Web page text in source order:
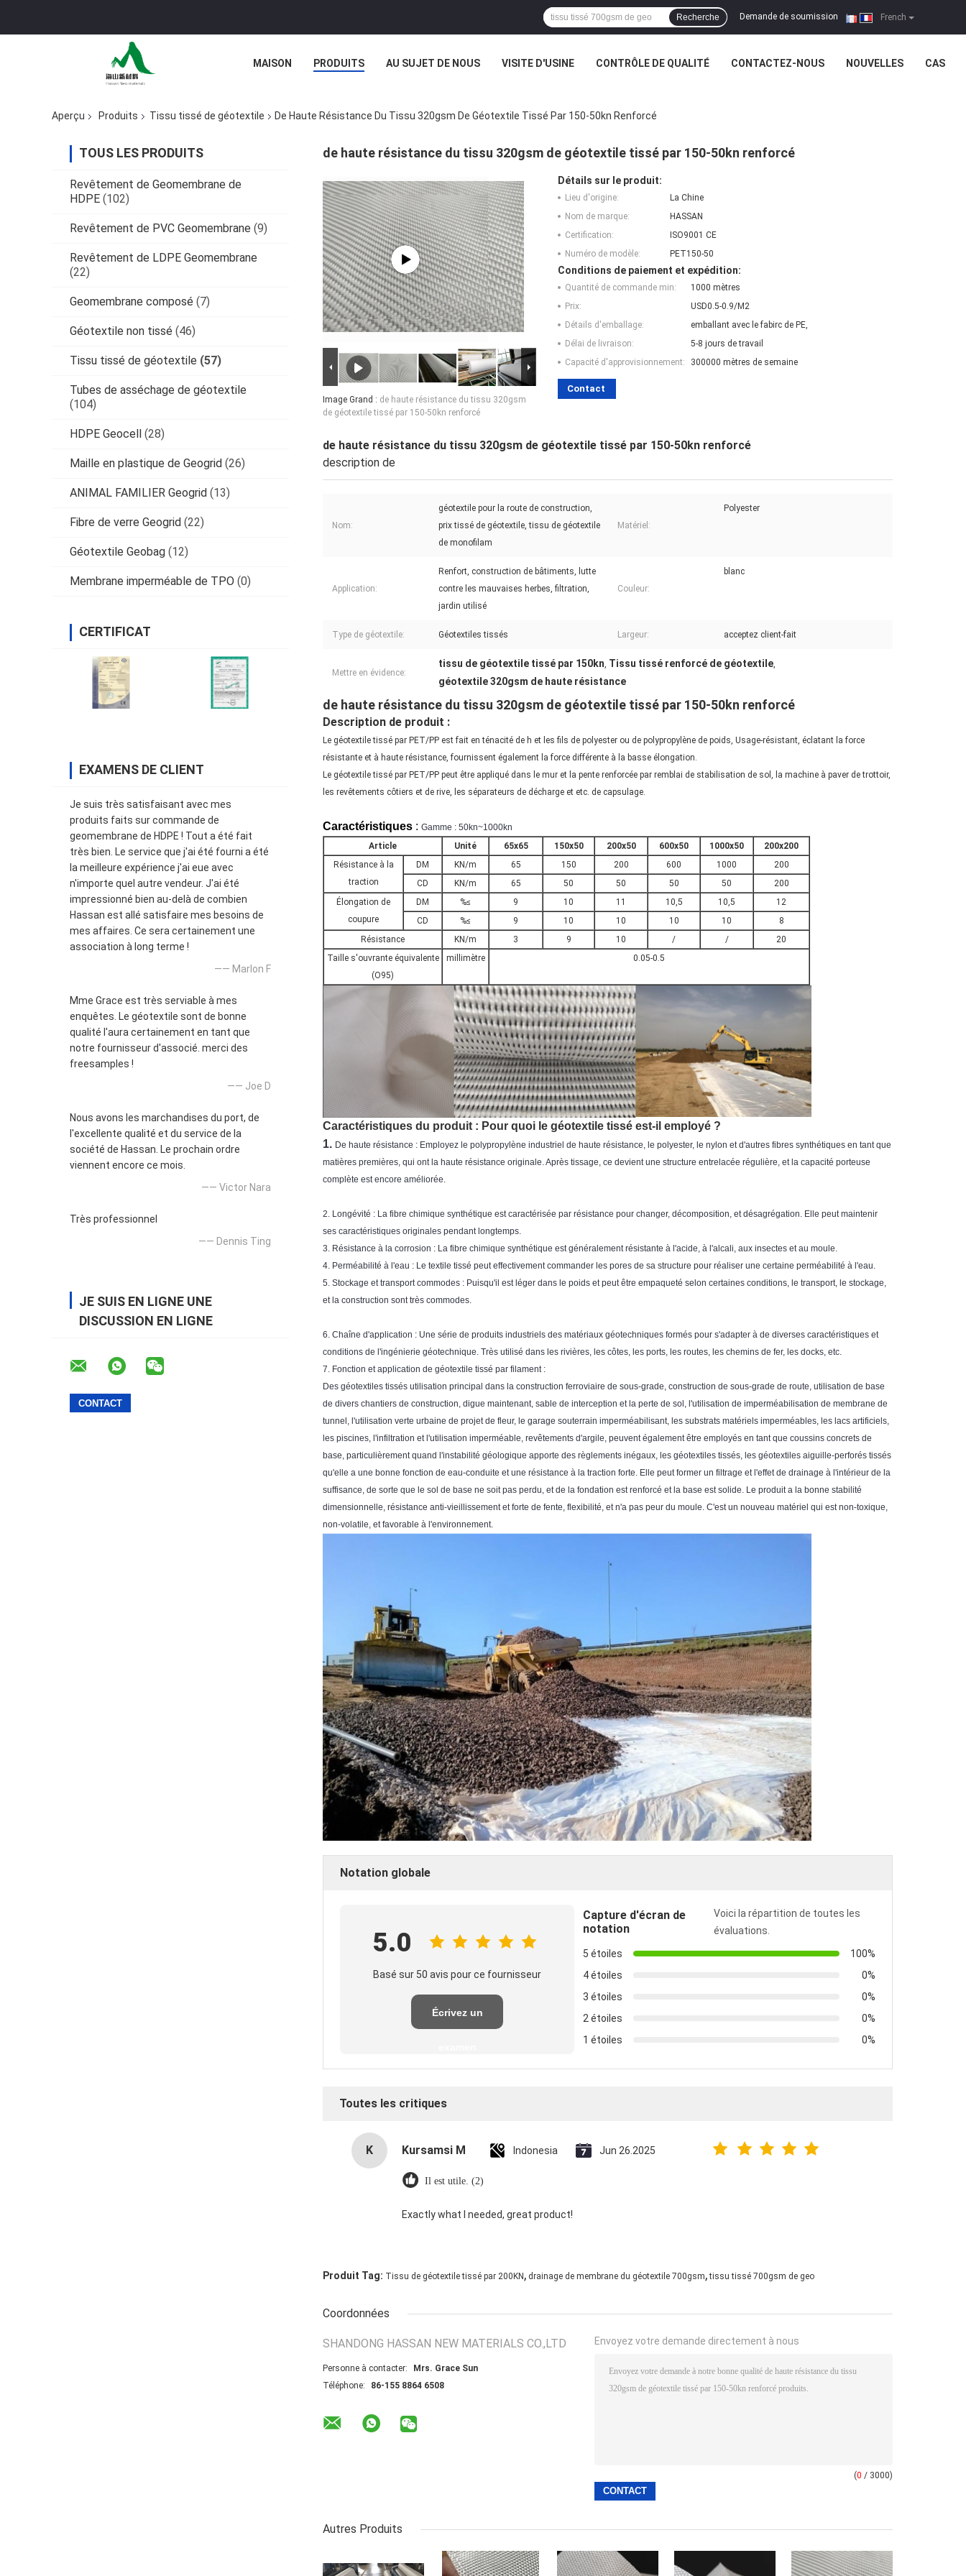
French
Demande de soumission |
Recherche
MAISON PRODUITS AU SUJET DE NOUS VISITE D'USINE CONTRÔLE DE QUALITÉ CONTACTEZ-NOUS NOUVELLES CAS
Aperçu Produits Tissu tissé de géotextile De Haute Résistance Du Tissu 320gsm De Géotextile Tissé Par 150-50kn Renforcé
TOUS LES PRODUITS
Revêtement de Geomembrane de
HDPE (102)
Revêtement de PVC Geomembrane (9)
Revêtement de LDPE Geomembrane
(22)
Geomembrane composé (7)
Géotextile non tissé (46)
Tissu tissé de géotextile (57)
Tubes de asséchage de géotextile
(104)
HDPE Geocell (28)
Maille en plastique de Geogrid (26)
ANIMAL FAMILIER Geogrid (13)
Fibre de verre Geogrid (22)
Géotextile Geobag (12)
Membrane imperméable de TPO (0)
CERTIFICAT
EXAMENS DE CLIENT
Je suis très satisfaisant avec mes
produits faits sur commande de
geomembrane de HDPE ! Tout a été fait
très bien. Le service que j'ai été fourni a été
la meilleure expérience j'ai eue avec
n'importe quel autre vendeur. J'ai été
impressionné bien au-delà de combien
Hassan est allé satisfaire mes besoins de
mes affaires. Ce sera certainement une
association à long terme !
—— Marlon F
Mme Grace est très serviable à mes
enquêtes. Le géotextile sont de bonne
qualité l'aura certainement en tant que
notre fournisseur d'associé. merci des
freesamples !
—— Joe D
Nous avons les marchandises du port, de
l'excellente qualité et du service de la
société de Hassan. Le prochain ordre
viennent encore ce mois.
—— Victor Nara
Très professionnel
—— Dennis Ting
JE SUIS EN LIGNE UNE
DISCUSSION EN LIGNE
de haute résistance du tissu 320gsm de géotextile tissé par 150-50kn renforcé
Image Grand : de haute résistance du tissu 320gsm
de géotextile tissé par 150-50kn renforcé
Détails sur le produit:
Lieu d'origine:
La Chine
Nom de marque:
HASSAN
Certification:
ISO9001 CE
Numéro de modèle:
PET150-50
Conditions de paiement et expédition:
Quantité de commande min:
1000 mètres
Prix:
USD0.5-0.9/M2
Détails d'emballage:
emballant avec le fabirc de PE,
Délai de livraison:
5-8 jours de travail
Capacité d'approvisionnement:
300000 mètres de semaine
Contact
de haute résistance du tissu 320gsm de géotextile tissé par 150-50kn renforcé
description de
Nom:
géotextile pour la route de construction,
prix tissé de géotextile, tissu de géotextile
de monofilam
Matériel:
Polyester
Application:
Renfort, construction de bâtiments, lutte
contre les mauvaises herbes, filtration,
jardin utilisé
Couleur:
blanc
Type de géotextile: Géotextiles tissés Largeur: acceptez client-fait
Mettre en évidence:
tissu de géotextile tissé par 150kn, Tissu tissé renforcé de géotextile,
géotextile 320gsm de haute résistance
de haute résistance du tissu 320gsm de géotextile tissé par 150-50kn renforcé
Description de produit :
Le géotextile tissé par PET/PP est fait en ténacité de h et les fils de polyester ou de polypropylène de poids, Usage-résistant, éclatant la force
résistante et à haute résistance, fournissent également la force différente à la basse élongation.
Le géotextile tissé par PET/PP peut être appliqué dans le mur et la pente renforcée par remblai de stabilisation de sol, la machine à paver de trottoir,
les revêtements côtiers et de rive, les séparateurs de décharge et etc. de capsulage.
Caractéristiques : Gamme : 50kn~1000kn
Article
Unité 65x65 150x50 200x50 600x50 1000x50
200x200
Résistance à la
traction
DM KN/m 65 150 200 600 1000
200
CD
KN/m 65 50 50 50 50
200
Élongation de
coupure
DM %≤ 9 10 11 10,5 10,5
12
CD
%≤ 9 10 10 10 10
8
Résistance
KN/m 3 9 10 / /
20
Taille s'ouvrante équivalente
(O95)
millimètre 0.05-0.5
Caractéristiques du produit : Pour quoi le géotextile tissé est-il employé ?
1. De haute résistance : Employez le polypropylène industriel de haute résistance, le polyester, le nylon et d'autres fibres synthétiques en tant que
matières premières, qui ont la haute résistance originale. Après tissage, ce devient une structure entrelacée régulière, et la capacité porteuse
complète est encore améliorée.
2. Longévité : La fibre chimique synthétique est caractérisée par résistance pour changer, décomposition, et désagrégation. Elle peut maintenir
ses caractéristiques originales pendant longtemps.
3. Résistance à la corrosion : La fibre chimique synthétique est généralement résistante à l'acide, à l'alcali, aux insectes et au moule.
4. Perméabilité à l'eau : Le textile tissé peut effectivement commander les pores de sa structure pour réaliser une certaine perméabilité à l'eau.
5. Stockage et transport commodes : Puisqu'il est léger dans le poids et peut être empaqueté selon certaines conditions, le transport, le stockage,
et la construction sont très commodes.
6. Chaîne d'application : Une série de produits industriels des matériaux géotechniques formés pour s'adapter à de diverses caractéristiques et
conditions de l'ingénierie géotechnique. Très utilisé dans les rivières, les côtes, les ports, les routes, les chemins de fer, les docks, etc.
7. Fonction et application de géotextile tissé par filament :
Des géotextiles tissés utilisation principal dans la construction ferroviaire de sous-grade, construction de sous-grade de route, utilisation de base
de divers chantiers de construction, digue maintenant, sable de interception et la perte de sol, l'utilisation de imperméabilisation de membrane de
tunnel, l'utilisation verte urbaine de projet de fleur, le garage souterrain imperméabilisant, les substrats matériels imperméables, les lacs artificiels,
les piscines, l'infiltration et l'utilisation imperméable, revêtements d'argile, peuvent également être employés en tant que coussins concrets de
base, particulièrement quand l'instabilité géologique apporte des règlements inégaux, les géotextiles tissés, les géotextiles aiguille-perforés tissés
qu'elle a une bonne fonction de eau-conduite et une résistance à la traction forte. Elle peut former un filtrage et l'effet de drainage à l'intérieur de la
suffisance, de sorte que le sol de base ne soit pas perdu, et de la fondation est renforcé et la base est solide. Le produit a la bonne stabilité
dimensionnelle, résistance anti-vieillissement et forte de fente, flexibilité, et n'a pas peur du moule. C'est un nouveau matériel qui est non-toxique,
non-volatile, et favorable à l'environnement.
Notation globale
5.0
Basé sur 50 avis pour ce fournisseur
Écrivez un
Capture d'écran de
notation
Voici la répartition de toutes les
évaluations.
5 étoiles
100%
4 étoiles
0%
3 étoiles
0%
2 étoiles
0%
1 étoiles
0%
Toutes les critiques
K Kursamsi M Indonesia Jun 26.2025
Il est utile. (2)
Exactly what I needed, great product!
Produit Tag: Tissu de géotextile tissé par 200KN , drainage de membrane du géotextile 700gsm, tissu tissé 700gsm de geo
Coordonnées
SHANDONG HASSAN NEW MATERIALS CO.,LTD
Personne à contacter:
Mrs. Grace Sun
Téléphone:
86-155 8864 6508
Envoyez votre demande directement à nous
(0 / 3000)
Autres Produits